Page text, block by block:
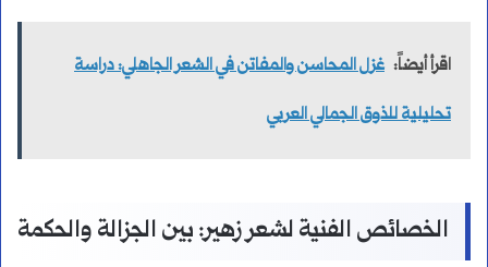
اقرأ أيضاً: غزل المحاسن والمفاتن في الشعر الجاهلي: دراسة
تحليلية للذوق الجمالي العربي
الخصائص الفنية لشعر زهير: بين الجزالة والحكمة